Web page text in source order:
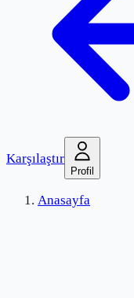
Karşılaştır
Profil
Anasayfa